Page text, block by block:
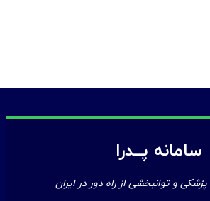
سامانه پــدرا
و توانبخشی از راه دور در ایران